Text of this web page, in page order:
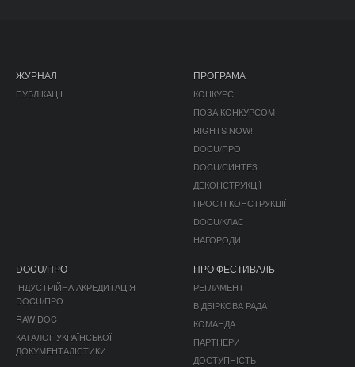
ЖУРНАЛ
ПУБЛІКАЦІЇ
ПРОГРАМА
КОНКУРС
ПОЗА КОНКУРСОМ
RIGHTS NOW!
DOCU/ПРО
DOCU/СИНТЕЗ
ДЕКОНСТРУКЦІЇ
ПРОСТІ КОНСТРУКЦІЇ
DOCU/КЛАС
НАГОРОДИ
DOCU/ПРО
ІНДУСТРІЙНА АКРЕДИТАЦІЯ
DOCU/ПРО
RAW DOC
КАТАЛОГ УКРАЇНСЬКОЇ
ДОКУМЕНТАЛІСТИКИ
ПРО ФЕСТИВАЛЬ
РЕГЛАМЕНТ
ВІДБІРКОВА РАДА
КОМАНДА
ПАРТНЕРИ
ДОСТУПНІСТЬ